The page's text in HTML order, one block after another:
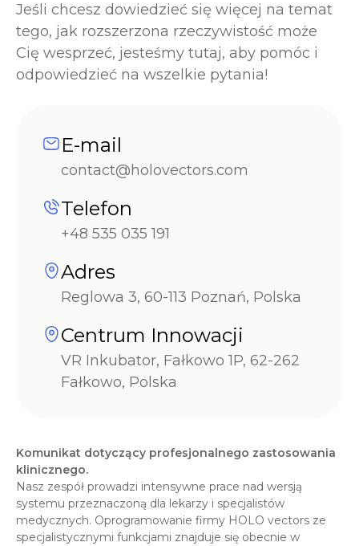
Jeśli chcesz dowiedzieć się więcej na temat
tego, jak rozszerzona rzeczywistość może
Cię wesprzeć, jesteśmy tutaj, aby pomóc i
odpowiedzieć na wszelkie pytania!
E-mail
contact@holovectors.com
Telefon
+48 535 035 191
Adres
Reglowa 3, 60-113 Poznań, Polska
Centrum Innowacji
VR Inkubator, Fałkowo 1P, 62-262
Fałkowo, Polska
Komunikat dotyczący profesjonalnego zastosowania
klinicznego.
Nasz zespół prowadzi intensywne prace nad wersją
systemu przeznaczoną dla lekarzy i specjalistów
medycznych. Oprogramowanie firmy HOLO vectors ze
specjalistycznymi funkcjami znajduje się obecnie w